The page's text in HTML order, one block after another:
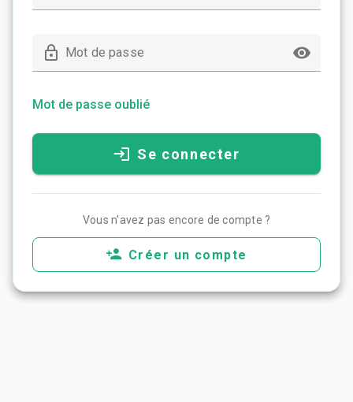
Mot de passe
Mot de passe oublié
Se connecter
Vous n'avez pas encore de compte ?
Créer un compte